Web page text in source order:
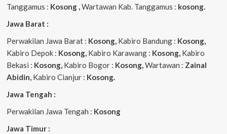
Tanggamus : Kosong ,Wartawan Kab. Tanggamus : kosong.
Jawa Barat :
Perwakilan Jawa Barat : Kosong,Kabiro Bandung : Kosong,
Kabiro Depok : Kosong,Kabiro Karawang : Kosong,Kabiro
Bekasi : Kosong,Kabiro Bogor : Kosong,Wartawan : Zainal
Abidin,Kabiro Cianjur : Kosong.
Jawa Tengah :
Perwakilan Jawa Tengah : Kosong
Jawa Timur :